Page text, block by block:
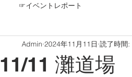
☞イベントレポート
11/11 灘道場
Admin 2024年11月11日 読了時間: